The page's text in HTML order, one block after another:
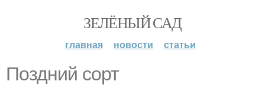
ЗЕЛЁНЫЙ САД
главная новости статьи
Поздний сорт